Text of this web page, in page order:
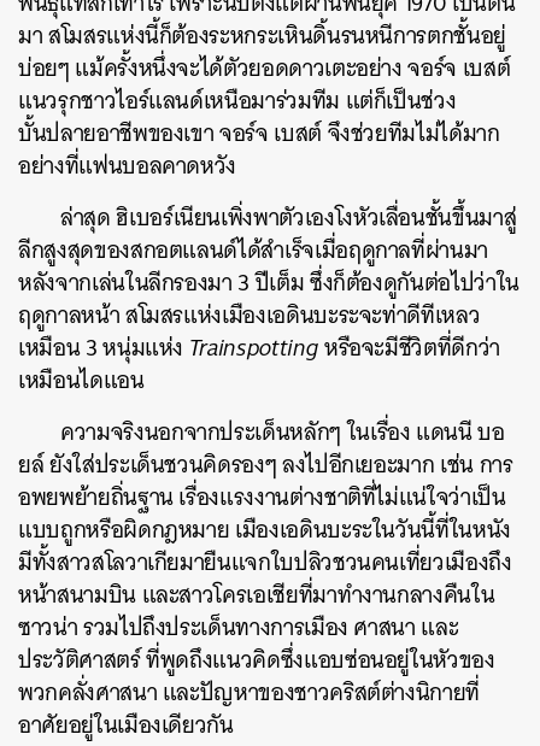
มา สโมสรแห่งนี้ก็ต้องระหกระเหินดิ้นรนหนีการตกชั้นอยู่
บ่อยๆ แม้ครั้งหนึ่งจะได้ตัวยอดดาวเตะอย่าง จอร์จ เบสต์
แนวรุกชาวไอร์แลนด์เหนือมาร่วมทีม แต่ก็เป็นช่วง
บั้นปลายอาชีพของเขา จอร์จ เบสต์ จึงช่วยทีมไม่ได้มาก
อย่างที่แฟนบอลคาดหวัง
ล่าสุด ฮิเบอร์เนียนเพิ่งพาตัวเองโงหัวเลื่อนชั้นขึ้นมาสู่
ลีกสูงสุดของสกอตแลนด์ได้สำเร็จเมื่อฤดูกาลที่ผ่านมา
หลังจากเล่นในลีกรองมา 3 ปีเต็ม ซึ่งก็ต้องดูกันต่อไปว่าใน
ฤดูกาลหน้า สโมสรแห่งเมืองเอดินบะระจะท่าดีทีเหลว
เหมือน 3 หนุ่มแห่ง Trainspottingหรือจะมีชีวิตที่ดีกว่า
เหมือนไดแอน
ความจริงนอกจากประเด็นหลักๆ ในเรื่อง แดนนี บอ
ยล์ ยังใส่ประเด็นชวนคิดรองๆ ลงไปอีกเยอะมาก เช่น การ
อพยพย้ายถิ่นฐาน เรื่องแรงงานต่างชาติที่ไม่แน่ใจว่าเป็น
แบบถูกหรือผิดกฎหมาย เมืองเอดินบะระในวันนี้ที่ในหนัง
มีทั้งสาวสโลวาเกียมายืนแจกใบปลิวชวนคนเที่ยวเมืองถึง
หน้าสนามบิน และสาวโครเอเชียที่มาทำงานกลางคืนใน
ซาวน่า รวมไปถึงประเด็นทางการเมือง ศาสนา และ
ประวัติศาสตร์ ที่พูดถึงแนวคิดซึ่งแอบซ่อนอยู่ในหัวของ
พวกคลั่งศาสนา และปัญหาของชาวคริสต์ต่างนิกายที่
อาศัยอยู่ในเมืองเดียวกัน